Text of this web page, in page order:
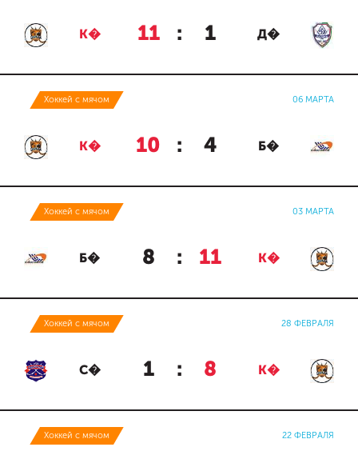
К� 11 : 1 Д�
Хоккей с мячом 06 МАРТА
К� 10 : 4 Б�
Хоккей с мячом 03 МАРТА
Б� 8 : 11 К�
Хоккей с мячом 28 ФЕВРАЛЯ
С� 1 : 8 К�
Хоккей с мячом 22 ФЕВРАЛЯ